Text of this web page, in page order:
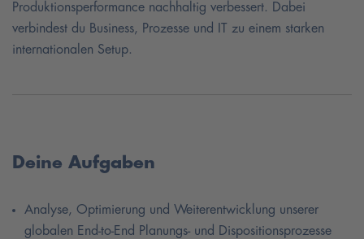
Produktionsperformance nachhaltig verbessert. Dabei
verbindest du Business, Prozesse und IT zu einem starken
internationalen Setup.
Deine Aufgaben
Analyse, Optimierung und Weiterentwicklung unserer
globalen End-to-End Planungs- und Dispositionsprozesse